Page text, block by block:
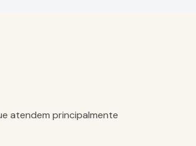
atendem principalmente